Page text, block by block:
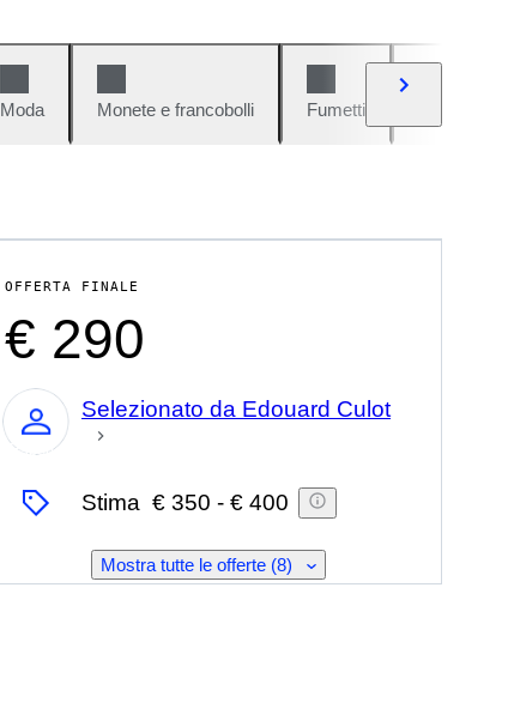
Moda Monete e francobolli Fumetti
OFFERTA FINALE
€ 290
Esperto
Selezionato da Edouard Culot
Stima € 350 - € 400
Mostra tutte le offerte (8)